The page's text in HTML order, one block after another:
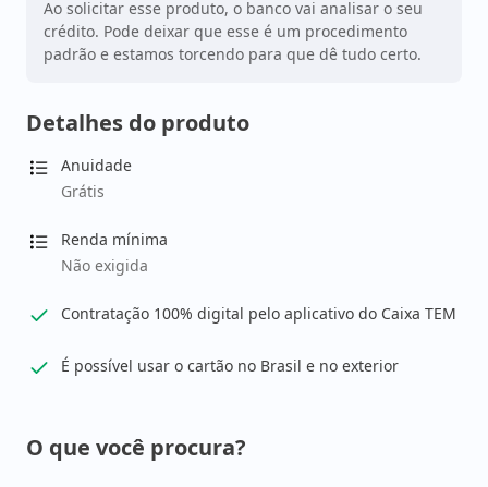
Ao solicitar esse produto, o banco vai analisar o seu
crédito. Pode deixar que esse é um procedimento
padrão e estamos torcendo para que dê tudo certo.
Detalhes do produto
Anuidade
Grátis
Renda mínima
Não exigida
Contratação 100% digital pelo aplicativo do Caixa TEM
É possível usar o cartão no Brasil e no exterior
O que você procura?